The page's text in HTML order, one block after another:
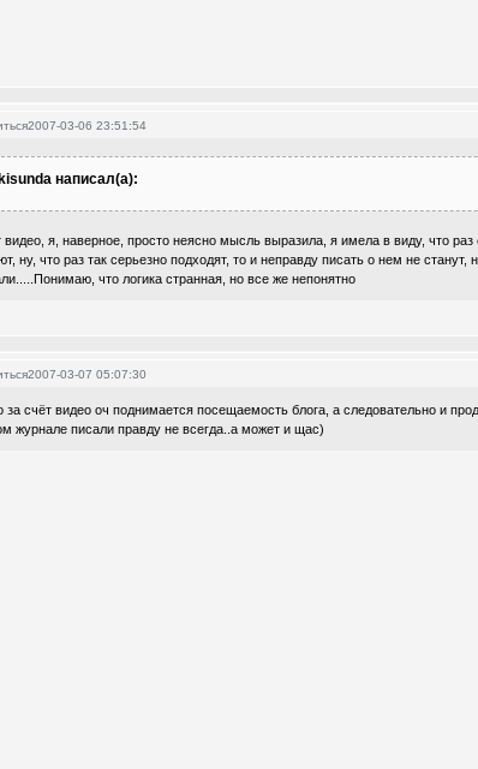
2007-03-06 23:51:54
kisunda написал(а):
видео, я, наверное, просто неясно мысль выразила, я имела в виду, что
ну, что раз так серьезно подходят, то и неправду писать о нем не станут,
что логика странная, но все же непонятно
2007-03-07 05:07:30
за счёт видео оч поднимается посещаемость блога, а следовательно и
журнале писали правду не всегда..а может и щас)